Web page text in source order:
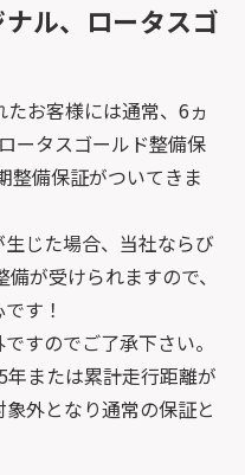
ル、ロータスゴ
お客様には通常、6ヵ
ータスゴールド整備保
整備保証がついてきま
じた場合、当社ならび
が受けられますので、
す！
すのでご了承下さい。
または累計走行距離が
外となり通常の保証と